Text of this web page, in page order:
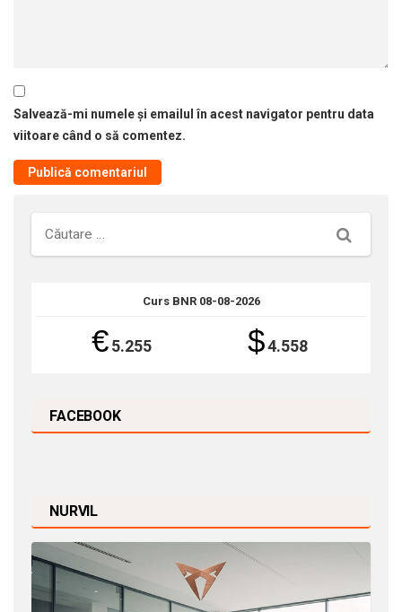
Salvează-mi numele și emailul în acest navigator pentru data
viitoare când o să comentez.
Căutare
Curs BNR 08-08-2026
€5.255 $4.558
FACEBOOK
NURVIL